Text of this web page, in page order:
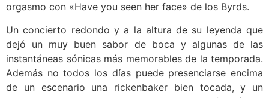
orgasmo con «Have you seen her face» de los Byrds.
Un concierto redondo y a la altura de su leyenda que
dejó un muy buen sabor de boca y algunas de las
instantáneas sónicas más memorables de la temporada.
Además no todos los días puede presenciarse encima
de un escenario una rickenbaker bien tocada, y un